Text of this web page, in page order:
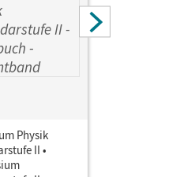
Physik
II •